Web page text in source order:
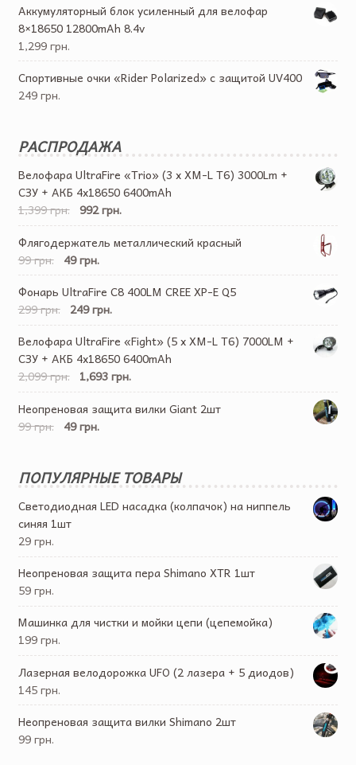
Аккумуляторный блок усиленный для велофар
8×18650 12800mAh 8.4v
1,299 грн.
Спортивные очки «Rider Polarized» с защитой UV400
249 грн.
РАСПРОДАЖА
Велофара UltraFire «Trio» (3 x XM-L T6) 3000Lm +
СЗУ + АКБ 4х18650 6400mAh
1,399 грн. 992 грн.
Флягодержатель металлический красный
99 грн.
49 грн.
Фонарь UltraFire C8 400LM CREE XP-E Q5
299 грн.
249 грн.
Велофара UltraFire «Fight» (5 x XM-L T6) 7000LM +
СЗУ + АКБ 4х18650 6400mAh
2,099 грн.
1,693 грн.
Неопреновая защита вилки Giant 2шт
99 грн.
49 грн.
ПОПУЛЯРНЫЕ ТОВАРЫ
Светодиодная LED насадка (колпачок) на ниппель
синяя 1шт
29 грн.
Неопреновая защита пера Shimano XTR 1шт
59 грн.
Машинка для чистки и мойки цепи (цепемойка)
199 грн.
Лазерная велодорожка UFO (2 лазера + 5 диодов)
145 грн.
Неопреновая защита вилки Shimano 2шт
99 грн.